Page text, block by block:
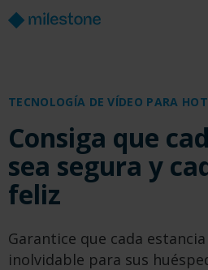
TECNOLOGÍA DE VÍDEO PARA
Consiga que
sea segura y
feliz
Garantice que cada
inolvidable para sus